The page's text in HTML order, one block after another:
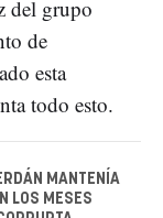
del grupo
de
esta
todo esto.
MANTENÍA
LOS MESES